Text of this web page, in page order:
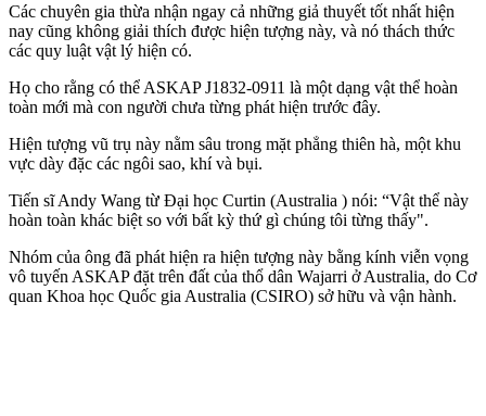
Các chuyên gia thừa nhận ngay cả những giả thuyết tốt nhất hiện
nay cũng không giải thích được hiện tượng này, và nó thách thức
các quy luật vật lý hiện có.
Họ cho rằng có thể ASKAP J1832-0911 là một dạng vật thể hoàn
toàn mới mà con người chưa từng phát hiện trước đây.
Hiện tượng vũ trụ này nằm sâu trong mặt phẳng thiên hà, một khu
vực dày đặc các ngôi sao, khí và bụi.
Tiến sĩ Andy Wang từ Đại học Curtin (Australia ) nói: “Vật thể này
hoàn toàn khác biệt so với bất kỳ thứ gì chúng tôi từng thấy".
Nhóm của ông đã phát hiện ra hiện tượng này bằng kính viễn vọng
vô tuyến ASKAP đặt trên đất của thổ dân Wajarri ở Australia, do Cơ
quan Khoa học Quốc gia Australia (CSIRO) sở hữu và vận hành.